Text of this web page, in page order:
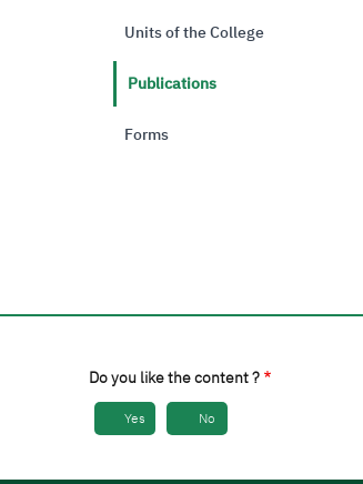
Units of the College
Publications
Forms
Do you like the content ?
Yes No